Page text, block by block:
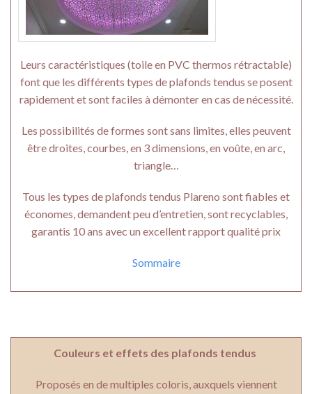
Leurs caractéristiques (toile en PVC thermos rétractable)
font que les différents types de plafonds tendus se posent
rapidement et sont faciles à démonter en cas de nécessité.
Les possibilités de formes sont sans limites, elles peuvent
être droites, courbes, en 3 dimensions, en voûte, en arc,
triangle…
Tous les types de plafonds tendus Plareno sont fiables et
économes, demandent peu d’entretien, sont recyclables,
garantis 10 ans avec un excellent rapport qualité prix
Sommaire
Couleurs et effets des plafonds tendus
Proposés en de multiples coloris, auxquels viennent